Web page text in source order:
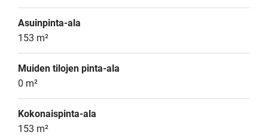
Asuinpinta-ala
153 m²
Muiden tilojen pinta-ala
0 m²
Kokonaispinta-ala
153 m²